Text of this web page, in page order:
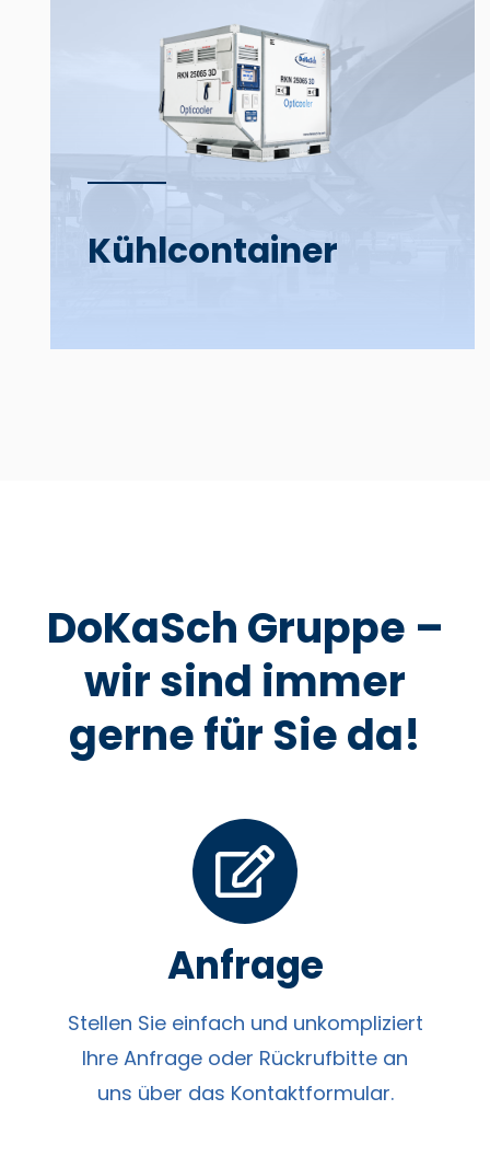
Kühl­­container
DoKaSch Gruppe –
wir sind immer
gerne für Sie da!
Anfrage
Stellen Sie einfach und unkompliziert
Ihre Anfrage oder Rückrufbitte an
uns über das Kontaktformular.